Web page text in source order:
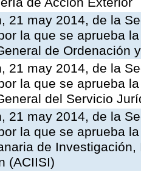
21 may 2014, de la
la que se aprueba
de Ordenación
21 may 2014, de la
la que se aprueba
del Servicio
21 may 2014, de la
la que se aprueba
de
(ACIISI)